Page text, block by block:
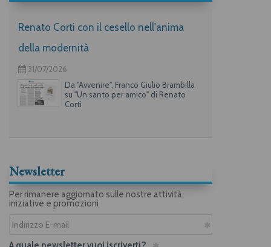
Renato Corti con il cesello nell'anima
della modernità
31/07/2026
Da "Avvenire", Franco Giulio Brambilla
su "Un santo per amico" di Renato
Corti
Newsletter
Per rimanere aggiornato sulle nostre attività,
iniziative e promozioni